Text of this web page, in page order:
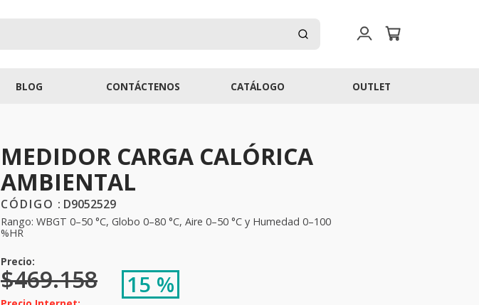
BLOG CONTÁCTENOS CATÁLOGO OUTLET
MEDIDOR CARGA CALÓRICA
AMBIENTAL
: D9052529
Rango: WBGT 0–50 °C, Globo 0–80 °C, Aire 0–50 °C y Humedad 0–100
%HR
$469.158 15 %